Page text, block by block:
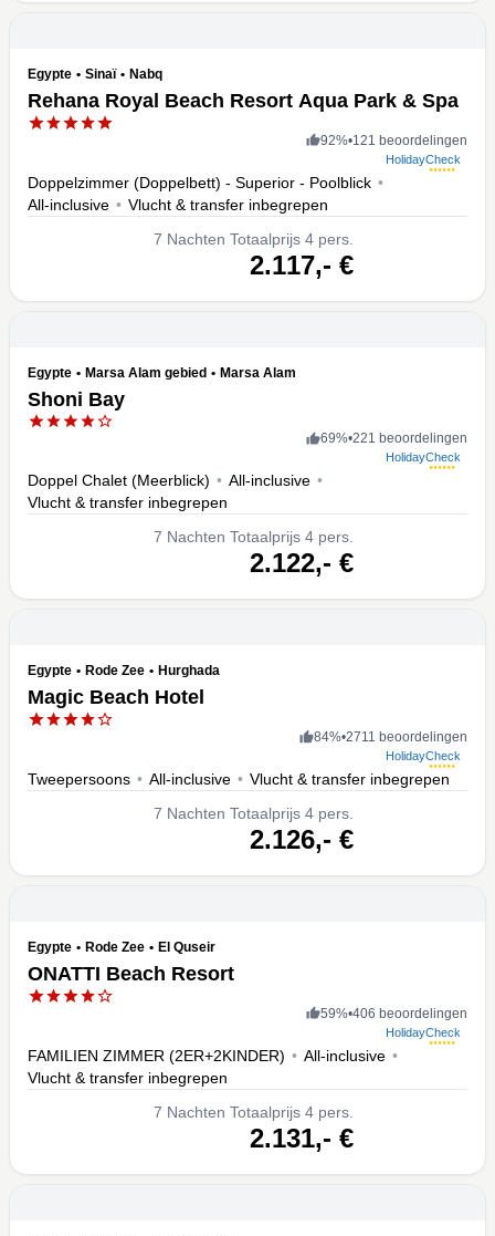
Egypte • Sinaï • Nabq
Rehana Royal Beach Resort Aqua Park & Spa
92%•121 beoordelingen
HolidayCheck
Doppelzimmer (Doppelbett) - Superior - Poolblick •
All-inclusive • Vlucht & transfer inbegrepen
7 Nachten Totaalprijs 4 pers.
2.117,- €
Egypte • Marsa Alam gebied • Marsa Alam
Shoni Bay
69%•221 beoordelingen
HolidayCheck
Doppel Chalet (Meerblick) • All-inclusive •
Vlucht & transfer inbegrepen
7 Nachten Totaalprijs 4 pers.
2.122,- €
Egypte • Rode Zee • Hurghada
Magic Beach Hotel
84%•2711 beoordelingen
HolidayCheck
Tweepersoons • All-inclusive • Vlucht & transfer inbegrepen
7 Nachten Totaalprijs 4 pers.
2.126,- €
Egypte • Rode Zee • El Quseir
ONATTI Beach Resort
59%•406 beoordelingen
HolidayCheck
FAMILIEN ZIMMER (2ER+2KINDER) • All-inclusive •
Vlucht & transfer inbegrepen
7 Nachten Totaalprijs 4 pers.
2.131,- €